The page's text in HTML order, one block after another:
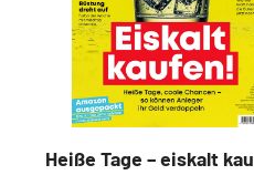
Heiße Tage – eiskalt